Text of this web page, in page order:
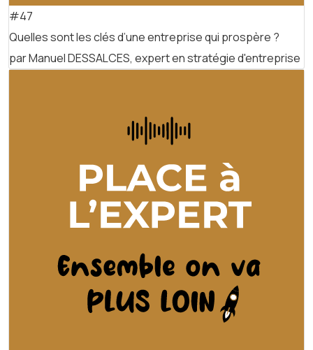
#47
Quelles sont les clés d’une entreprise qui prospère ?
par Manuel DESSALCES, expert en stratégie d'entreprise